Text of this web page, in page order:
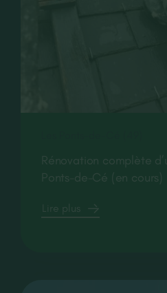
Rénovation complète
Ponts-de-Cé (en cours)
Lire plus